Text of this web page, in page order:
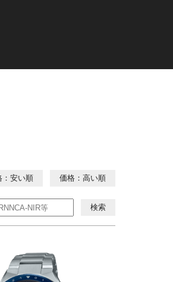
：安い順 価格：高い順
検索